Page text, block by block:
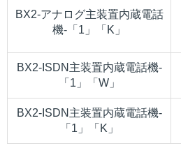
BX2-アナログ主装置内蔵電話
機-「1」「K」
BX2-ISDN主装置内蔵電話機-
「1」「W」
BX2-ISDN主装置内蔵電話機-
「1」「K」